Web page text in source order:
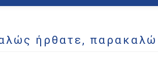
ήρθατε, παρακαλώ